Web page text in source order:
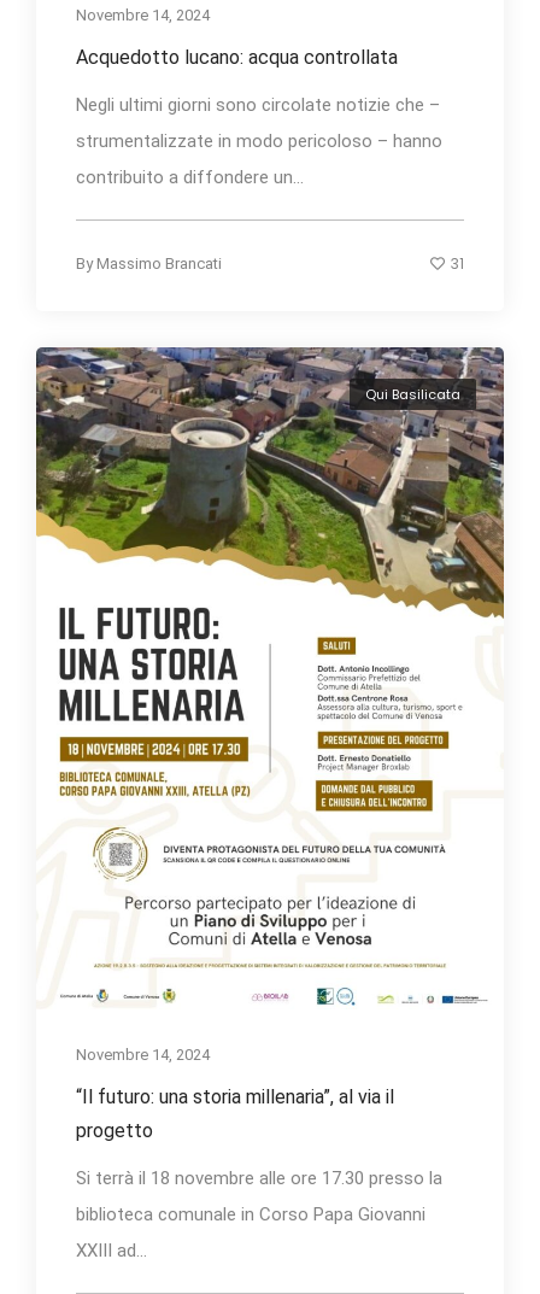
Novembre 14, 2024
Acquedotto lucano: acqua controllata
Negli ultimi giorni sono circolate notizie che –
strumentalizzate in modo pericoloso – hanno
contribuito a diffondere un...
By Massimo Brancati 31
Qui Basilicata
Novembre 14, 2024
“Il futuro: una storia millenaria”, al via il
progetto
Si terrà il 18 novembre alle ore 17.30 presso la
biblioteca comunale in Corso Papa Giovanni
XXIII ad...